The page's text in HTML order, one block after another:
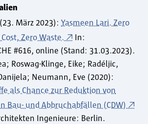
März 2023): Yasmeen Lari. Zero
Zero Waste.
In:
#616, online (Stand: 31.03.2023).
Roswag-Klinge, Eike; Radéljic,
Neumann, Eve (2020):
als Chance zur Reduktion von
Bau- und Abbruchabfällen (CDW)
Ingenieure: Berlin.